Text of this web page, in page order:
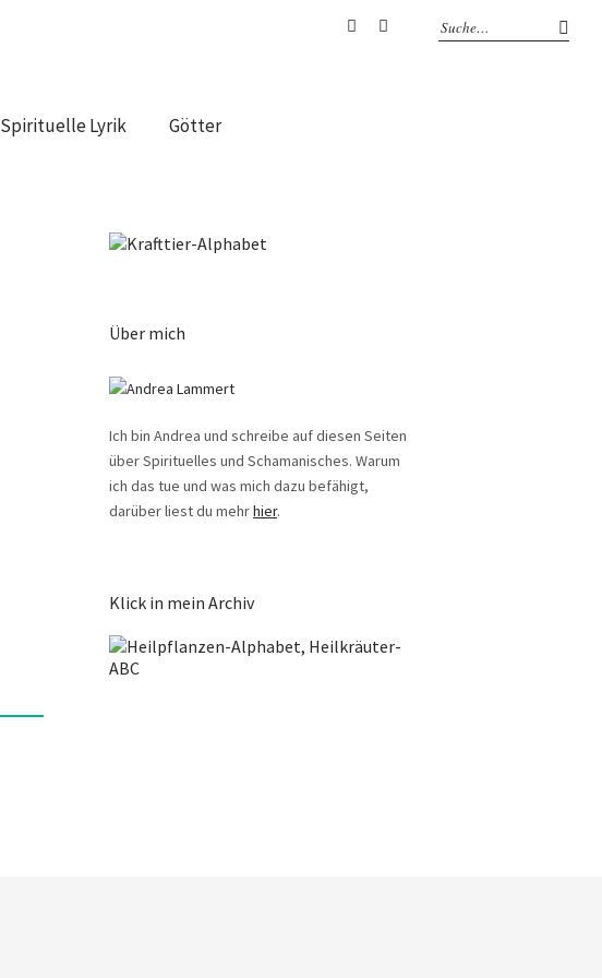
Spirituelle Lyrik Götter
Über mich
Ich bin Andrea und schreibe auf diesen Seiten
über Spirituelles und Schamanisches. Warum
ich das tue und was mich dazu befähigt,
darüber liest du mehrhier.
Klick in mein Archiv